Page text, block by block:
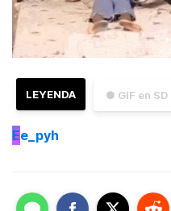
● GIF en SD
LEYENDA
Ee_pyh